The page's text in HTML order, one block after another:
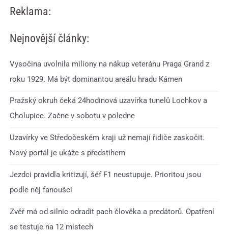
Reklama:
Nejnovější články:
Vysočina uvolnila miliony na nákup veteránu Praga Grand z
roku 1929. Má být dominantou areálu hradu Kámen
Pražský okruh čeká 24hodinová uzavírka tunelů Lochkov a
Cholupice. Začne v sobotu v poledne
Uzavírky ve Středočeském kraji už nemají řidiče zaskočit.
Nový portál je ukáže s předstihem
Jezdci pravidla kritizují, šéf F1 neustupuje. Prioritou jsou
podle něj fanoušci
Zvěř má od silnic odradit pach člověka a predátorů. Opatření
se testuje na 12 místech